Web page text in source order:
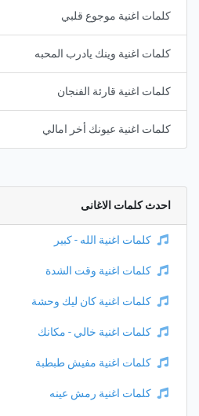
كلمات اغنية موجوع قلبي
كلمات اغنية وينك يادرب المحبه
كلمات اغنية قارئة الفنجان
كلمات اغنية عيونك أخر امالي
احدث كلمات الاغانى
كلمات اغنية الله - كبير
كلمات اغنية وقت الشدة
كلمات اغنية كان ليك وحشة
كلمات اغنية خالي - مكانك
كلمات اغنية مفيش طبطبة
كلمات اغنية رمش عينه